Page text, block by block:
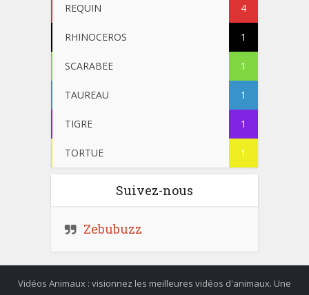
REQUIN 4
RHINOCEROS 1
SCARABEE 1
TAUREAU 1
TIGRE 1
TORTUE 1
Suivez-nous
Zebubuzz
Vidéos Animaux : visionnez les meilleures vidéos d'animaux. Une